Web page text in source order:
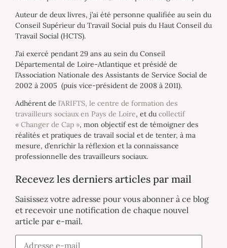
Auteur de deux livres, j’ai été personne qualifiée au sein du
Conseil Supérieur du Travail Social puis du Haut Conseil du
Travail Social (HCTS).
J’ai exercé pendant 29 ans au sein du Conseil
Départemental de Loire-Atlantique et présidé de
l’Association Nationale des Assistants de Service Social de
2002 à 2005 (puis vice-président de 2008 à 2011).
Adhérent de l’ARIFTS, le centre de formation des
travailleurs sociaux en Pays de Loire, et du collectif
« Changer de Cap », mon objectif est de témoigner des
réalités et pratiques de travail social et de tenter, à ma
mesure, d’enrichir la réflexion et la connaissance
professionnelle des travailleurs sociaux.
Recevez les derniers articles par mail
Saisissez votre adresse pour vous abonner à ce blog
et recevoir une notification de chaque nouvel
article par e-mail.